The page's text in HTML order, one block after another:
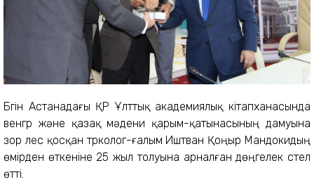
Бүгін Астанадағы ҚР Ұлттық академиялық кітапханасында
венгр және қазақ мәдени қарым-қатынасының дамуына
зор үлес қосқан түрколог-ғалым Иштван Қоңыр Мандокидың
өмірден өткеніне 25 жыл толуына арналған дөңгелек үстел
өтті.